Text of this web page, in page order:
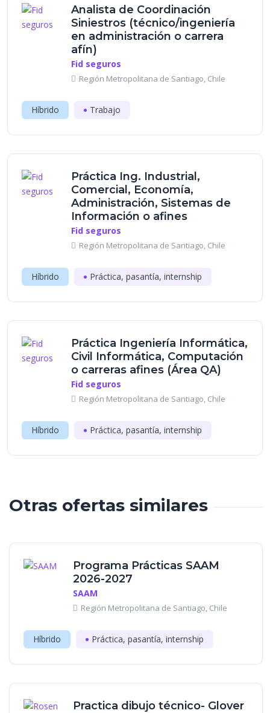
Analista de Coordinación
Siniestros (técnico/ingeniería
en administración o carrera
afín)
Fid seguros
Región Metropolitana de Santiago, Chile
Híbrido Trabajo
Práctica Ing. Industrial,
Comercial, Economía,
Administración, Sistemas de
Información o afines
Fid seguros
Región Metropolitana de Santiago, Chile
Híbrido Práctica, pasantía, internship
Práctica Ingeniería Informática,
Civil Informática, Computación
o carreras afines (Área QA)
Fid seguros
Región Metropolitana de Santiago, Chile
Híbrido Práctica, pasantía, internship
Otras ofertas similares
Programa Prácticas SAAM
2026-2027
SAAM
Región Metropolitana de Santiago, Chile
Híbrido Práctica, pasantía, internship
Practica dibujo técnico- Glover